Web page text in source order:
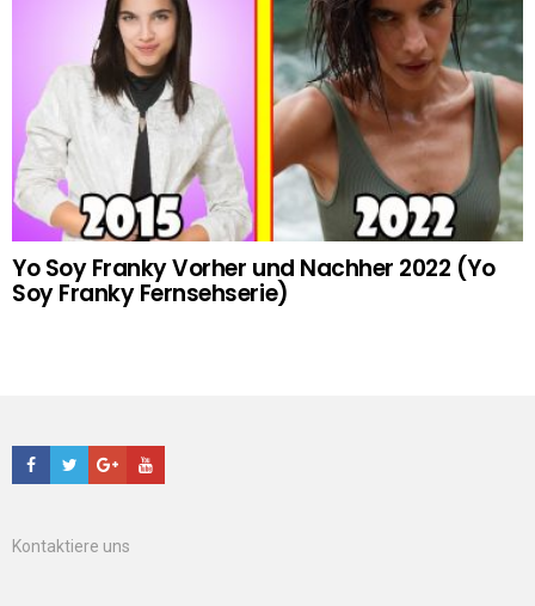
Yo Soy Franky Vorher und Nachher 2022 (Yo
Soy Franky Fernsehserie)
Facebook
TwitterGoogle+Youtube
Kontaktiere uns